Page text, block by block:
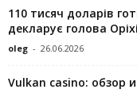
110 тисяч доларів
декларує голова
oleg - 26.06.2026
Vulkan casino: обзор